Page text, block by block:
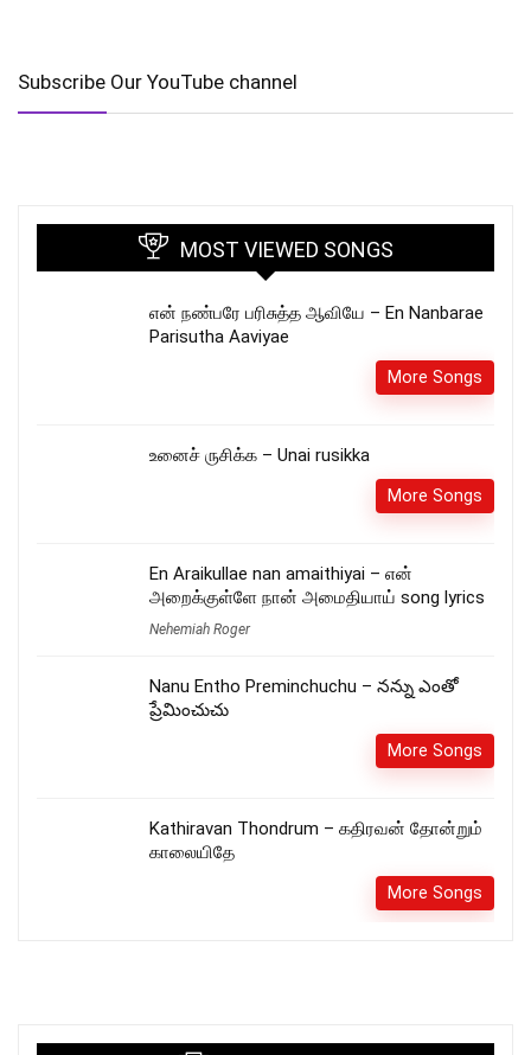
Subscribe Our YouTube channel
MOST VIEWED SONGS
என் நண்பரே பரிசுத்த ஆவியே – En Nanbarae
Parisutha Aaviyae
More Songs
உனைச் ருசிக்க – Unai rusikka
More Songs
En Araikullae nan amaithiyai – என்
அறைக்குள்ளே நான் அமைதியாய் song lyrics
Nehemiah Roger
Nanu Entho Preminchuchu – నన్ను ఎంతో
ప్రేమించుచు
More Songs
Kathiravan Thondrum – கதிரவன் தோன்றும்
காலையிதே
More Songs